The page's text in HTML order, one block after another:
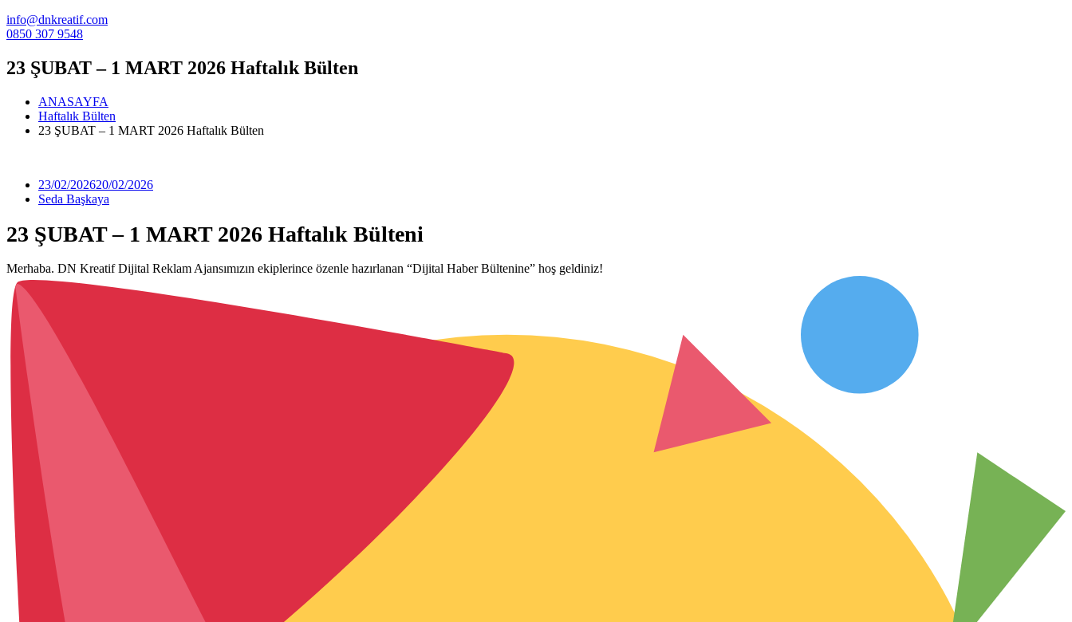
info@dnkreatif.com
0850 307 9548
23 ŞUBAT – 1 MART 2026 Haftalık Bülten
ANASAYFA
Haftalık Bülten
23 ŞUBAT – 1 MART 2026 Haftalık Bülten
23/02/202620/02/2026
Seda Başkaya
23 ŞUBAT – 1 MART 2026 Haftalık Bülteni
Merhaba. DN Kreatif Dijital Reklam Ajansımızın ekiplerince özenle hazırlanan “Dijital Haber Bültenine” hoş geldiniz!